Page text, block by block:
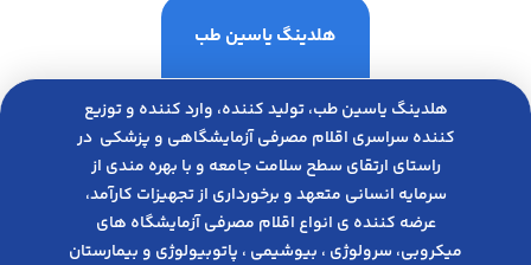
هلدینگ یاسین طب
هلدینگ یاسین طب، تولید کننده، وارد کننده و توزیع
کننده سراسری اقلام مصرفی آزمایشگاهی و پزشکی در
راﺳﺘﺎی ارﺗﻘﺎی ﺳﻄﺢ ﺳﻼﻣﺖ ﺟﺎﻣﻌﻪ و ﺑﺎ ﺑﻬﺮه ﻣﻨﺪی از
ﺳﺮﻣﺎﯾﻪ انسانی متعهد و ﺑﺮﺧﻮرداری از ﺗﺠﻬﯿﺰات ﮐﺎرآﻣﺪ،
عرضه کننده ی انواع اﻗﻼم مصرفی آزﻣﺎﯾﺸﮕﺎه های
میکروبی، ﺳﺮوﻟﻮژی ، ﺑﯿﻮﺷﯿﻤﯽ ، پاتوبیولوژی و بیمارستان